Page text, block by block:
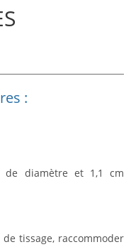
:
diamètre et 1,1 cm
tissage, raccommoder